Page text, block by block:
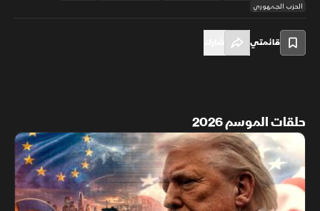
الحزب الجمهوري
قائمتي
حلقات الموسم 2026